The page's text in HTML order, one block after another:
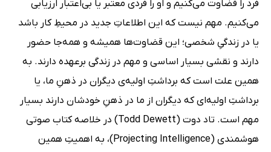
فرد را قضاوت می‌کنیم و او را فردی معتبر یا بی‌اعتبار ارزیابی
می‌کنیم. مهم نیست که این اطلاعاتِ جدید در محیطِ کار باشد
یا در زندگیِ شخصی؛ این قضاوت‌ها همیشه و همه‌جا حضور
دارند و نقشی بسیار اساسی و مهم در زندگی برعهده دارند. به
همین علت است که برداشتِ اولیه‌ی دیگران در ذهنِ ما، یا
برداشتِ اولیه‌ای که دیگران از ما در ذهنِ خودشان دارند بسیار
مهم است. تاد دوت (Todd Dewett) در خلاصه کتاب صوتی
هوشمندی (Projecting Intelligence)، به اهمیتِ همین